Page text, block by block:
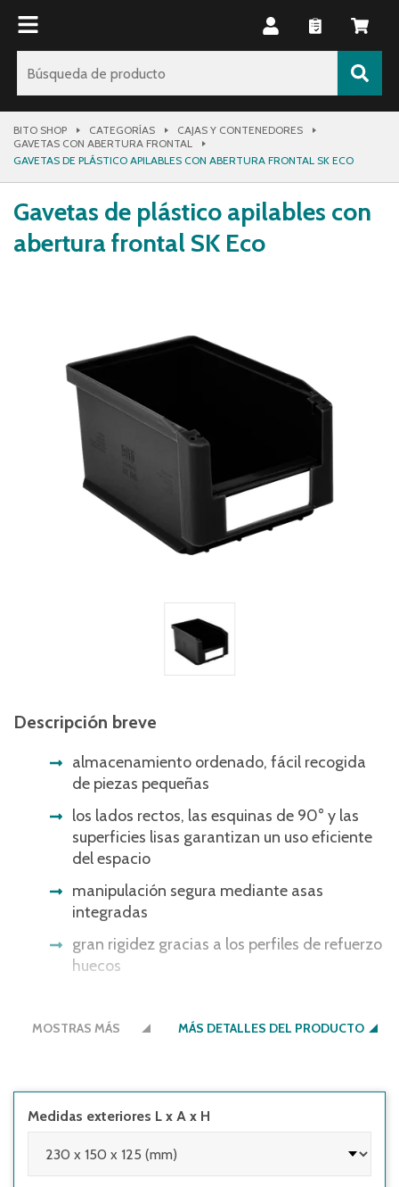
BITO SHOP CATEGORÍAS
CAJAS Y CONTENEDORES
GAVETAS CON ABERTURA FRONTAL
GAVETAS DE PLÁSTICO APILABLES CON ABERTURA FRONTAL SK ECO
Gavetas de plástico apilables con
abertura frontal SK Eco
Descripción breve
almacenamiento ordenado, fácil recogida
de piezas pequeñas
los lados rectos, las esquinas de 90° y las
superficies lisas garantizan un uso eficiente
del espacio
manipulación segura mediante asas
integradas
gran rigidez gracias a los perfiles de refuerzo
huecos
transportadores y canales dinámicos gracias
MOSTRAS MÁS MÁS DETALLES DEL PRODUCTO
Medidas exteriores L x A x H